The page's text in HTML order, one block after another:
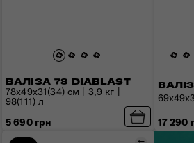
ВАЛІЗА 78 DIABLAST
78x49x31(34) см | 3,9 кг |
98(111) л
5 690 грн
17 290